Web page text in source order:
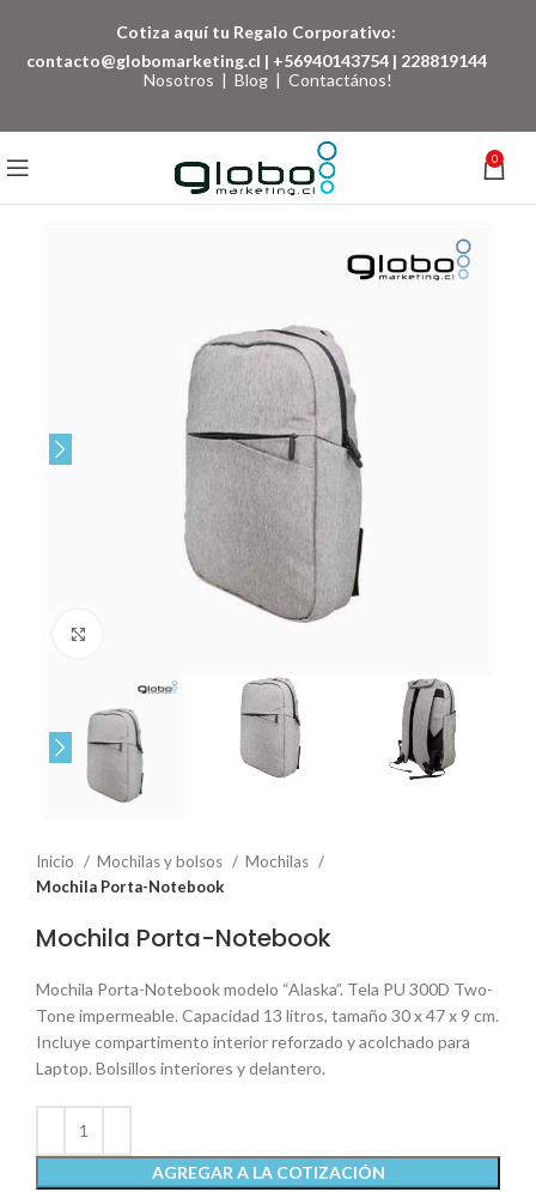
Cotiza aquí tu Regalo Corporativo:
contacto@globomarketing.cl | +56940143754 | 228819144
Nosotros | Blog | Contactános!
0
Inicio Mochilas y bolsos
Mochilas
Mochila Porta-Notebook
Mochila Porta-Notebook
Mochila Porta-Notebook modelo “Alaska”. Tela PU 300D Two-
Tone impermeable. Capacidad 13 litros, tamaño 30 x 47 x 9 cm.
Incluye compartimento interior reforzado y acolchado para
Laptop. Bolsillos interiores y delantero.
AGREGAR A LA COTIZACIÓN